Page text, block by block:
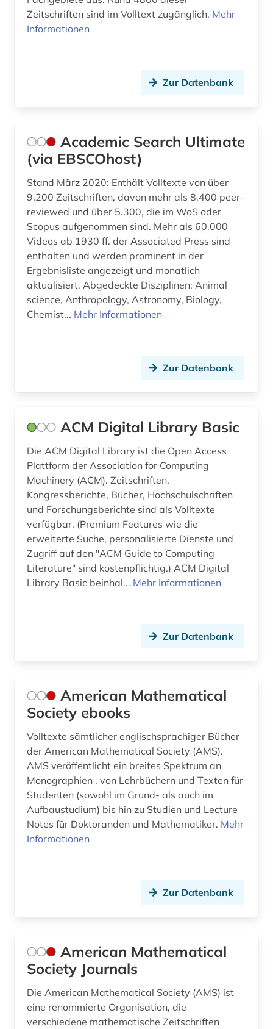
enzyklopädie (2)
fachinformationsdienst (1)
fid mathematik (1)
finnland (1)
flugfoto (1)
folge <mathematik> (1)
formelsammlung (3)
forschung (1)
friedrich (1)
w. leibniz-programm (1)
ganze zahl (1)
gauß, carl friedrich | mathematiker; geodät;
astronom; physiker (1)
general knowledge (1)
generative ki (1)
germanistik (1)
geschichte (7)
gesundheitswesen (1)
glossar (1)
handbuch (1)
handschrift (1)
homologie (1)
homotopie (1)
huygens (1)
hypothesentest (1)
informatik (14)
Zeitschriften sind im Volltext zugänglich. Mehr
Informationen
Zur Datenbank
Academic Search Ultimate
(via EBSCOhost)
Stand März 2020: Enthält Volltexte von über
9.200 Zeitschriften, davon mehr als 8.400 peer-
reviewed und über 5.300, die im WoS oder
Scopus aufgenommen sind. Mehr als 60.000
Videos ab 1930 ff. der Associated Press sind
enthalten und werden prominent in der
Ergebnisliste angezeigt und monatlich
aktualisiert. Abgedeckte Disziplinen: Animal
science, Anthropology, Astronomy, Biology,
Chemist... Mehr Informationen
Zur Datenbank
ACM Digital Library Basic
Die ACM Digital Library ist die Open Access
Plattform der Association for Computing
Machinery (ACM). Zeitschriften,
Kongressberichte, Bücher, Hochschulschriften
und Forschungsberichte sind als Volltexte
verfügbar. (Premium Features wie die
erweiterte Suche, personalisierte Dienste und
Zugriff auf den "ACM Guide to Computing
Literature" sind kostenpflichtig.) ACM Digital
Library Basic beinhal... Mehr Informationen
Zur Datenbank
American Mathematical
Society ebooks
Volltexte sämtlicher englischsprachiger Bücher
der American Mathematical Society (AMS).
AMS veröffentlicht ein breites Spektrum an
Monographien , von Lehrbüchern und Texten für
Studenten (sowohl im Grund- als auch im
Aufbaustudium) bis hin zu Studien und Lecture
Notes für Doktoranden und Mathematiker. Mehr
Informationen
Zur Datenbank
American Mathematical
Society Journals
Die American Mathematical Society (AMS) ist
eine renommierte Organisation, die
verschiedene mathematische Zeitschriften